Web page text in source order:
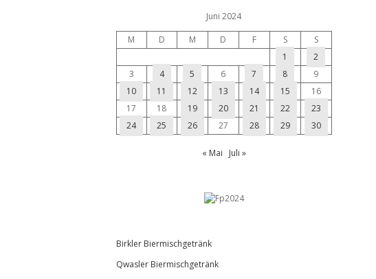
Juni 2024
M
D M D F S
S
1
2
3
4 5 6 7 8
9
10
11 12 13 14 15
16
17
18 19 20 21 22
23
24
25 26 27 28 29 30
« Mai Juli »
Birkler Biermischgetränk
Qwasler Biermischgetränk